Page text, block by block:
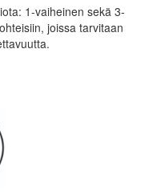
1-vaiheinen sekä 3-
joissa tarvitaan